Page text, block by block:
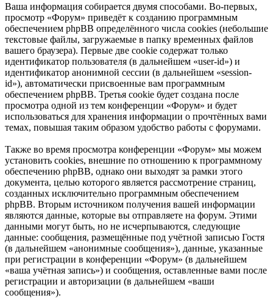
Ваша информация собирается двумя способами. Во-первых,
просмотр «Форум» приведёт к созданию программным
обеспечением phpBB определённого числа cookies (небольшие
текстовые файлы, загружаемые в папку временных файлов
вашего браузера). Первые две cookie содержат только
идентификатор пользователя (в дальнейшем «user-id») и
идентификатор анонимной сессии (в дальнейшем «session-
id»), автоматически присвоенные вам программным
обеспечением phpBB. Третья cookie будет создана после
просмотра одной из тем конференции «Форум» и будет
использоваться для хранения информации о прочтённых вами
темах, повышая таким образом удобство работы с форумами.
Также во время просмотра конференции «Форум» мы можем
установить cookies, внешние по отношению к программному
обеспечению phpBB, однако они выходят за рамки этого
документа, целью которого является рассмотрение страниц,
созданных исключительно программным обеспечением
phpBB. Вторым источником получения вашей информации
являются данные, которые вы отправляете на форум. Этими
данными могут быть, но не исчерпываются, следующие
данные: сообщения, размещённые под учётной записью Гостя
(в дальнейшем «анонимные сообщения»), данные, указанные
при регистрации в конференции «Форум» (в дальнейшем
«ваша учётная запись») и сообщения, оставленные вами после
регистрации и авторизации (в дальнейшем «ваши
сообщения»).